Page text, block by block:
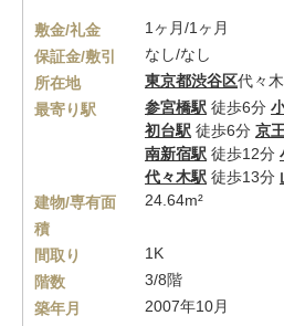
敷金/礼金
1ヶ月/1ヶ月
保証金/敷引
なし/なし
所在地
東京都渋谷区代々
最寄り駅
参宮橋駅 徒歩6分
初台駅 徒歩6分 京
南新宿駅 徒歩12分
代々木駅 徒歩13分
建物/専有面
積
24.64m²
間取り
1K
階数
3/8階
築年月
2007年10月